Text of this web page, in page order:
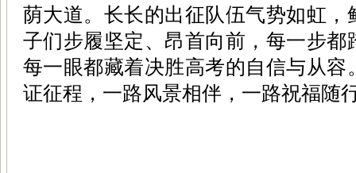
荫大道。长长的出征队伍气势如虹
子们步履坚定、昂首向前，每一步
每一眼都藏着决胜高考的自信与从
证征程，一路风景相伴，一路祝福随